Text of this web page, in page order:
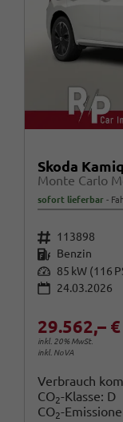
Skoda Kamiq
sofort lieferbar
Fahrzeugnr. 113898
Kraftstoff Benzin
Leistung 85 kW (116
24.03.2026
29.562,– €
inkl. 20% MwSt.
inkl. NoVA
Verbrauch
CO2-Klasse: D
CO2-